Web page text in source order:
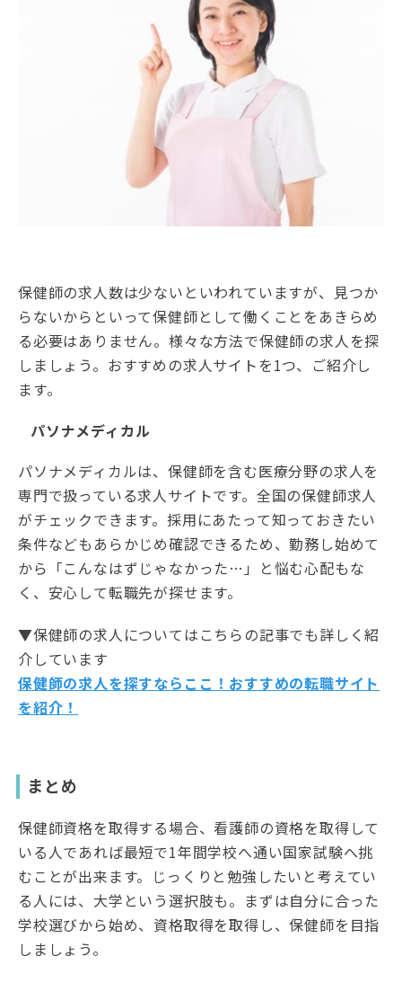
保健師の求人数は少ないといわれていますが、見つか
らないからといって保健師として働くことをあきらめ
る必要はありません。様々な方法で保健師の求人を探
しましょう。おすすめの求人サイトを1つ、ご紹介し
ます。
パソナメディカル
パソナメディカルは、保健師を含む医療分野の求人を
専門で扱っている求人サイトです。全国の保健師求人
がチェックできます。採用にあたって知っておきたい
条件などもあらかじめ確認できるため、勤務し始めて
から「こんなはずじゃなかった…」と悩む心配もな
く、安心して転職先が探せます。
▼保健師の求人についてはこちらの記事でも詳しく紹
介しています
保健師の求人を探すならここ！おすすめの転職サイト
を紹介！
まとめ
保健師資格を取得する場合、看護師の資格を取得して
いる人であれば最短で1年間学校へ通い国家試験へ挑
むことが出来ます。じっくりと勉強したいと考えてい
る人には、大学という選択肢も。まずは自分に合った
学校選びから始め、資格取得を取得し、保健師を目指
しましょう。